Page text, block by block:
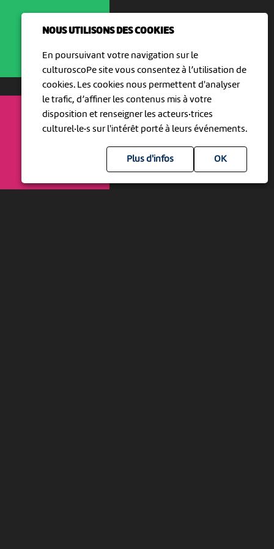
NOUS UTILISONS DES COOKIES
En poursuivant votre navigation sur le
culturoscoPe site vous consentez à l’utilisation de
cookies. Les cookies nous permettent d'analyser
le trafic, d’affiner les contenus mis à votre
disposition et renseigner les acteurs·trices
culturel·le·s sur l'intérêt porté à leurs événements.
Plus d'infos